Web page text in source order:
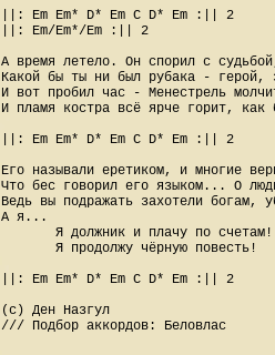
||: Em Em* D* Em C D* Em :|| 2
||: Em/Em*/Em :|| 2
А время летело. Он спорил с
Какой бы ты ни был рубака - герой,
И вот пробил час - Менестрель
И пламя костра всё ярче горит, как
||: Em Em* D* Em C D* Em :|| 2
Его называли еретиком, и многие
Что бес говорил его языком... О
Ведь вы подражать захотели богам,
А я...
       Я должник и плачу по счетам!
       Я продолжу чёрную повесть!
||: Em Em* D* Em C D* Em :|| 2
(с) Ден Назгул